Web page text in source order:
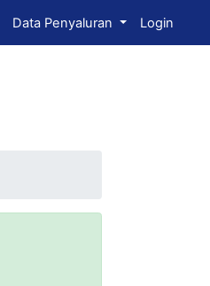
Data Penyaluran Login